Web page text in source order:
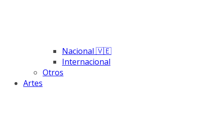
Nacional 🇻🇪
Internacional
Otros
Artes